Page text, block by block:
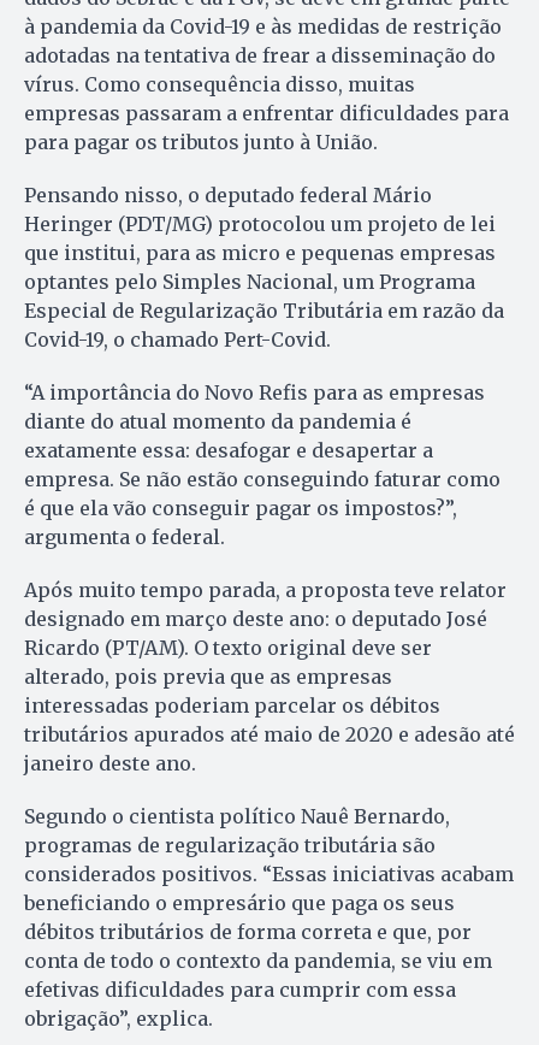
à pandemia da Covid-19 e às medidas de restrição
adotadas na tentativa de frear a disseminação do
vírus. Como consequência disso, muitas
empresas passaram a enfrentar dificuldades para
para pagar os tributos junto à União.
Pensando nisso, o deputado federal Mário
Heringer (PDT/MG) protocolou um projeto de lei
que institui, para as micro e pequenas empresas
optantes pelo Simples Nacional, um Programa
Especial de Regularização Tributária em razão da
Covid-19, o chamado Pert-Covid.
“A importância do Novo Refis para as empresas
diante do atual momento da pandemia é
exatamente essa: desafogar e desapertar a
empresa. Se não estão conseguindo faturar como
é que ela vão conseguir pagar os impostos?”,
argumenta o federal.
Após muito tempo parada, a proposta teve relator
designado em março deste ano: o deputado José
Ricardo (PT/AM). O texto original deve ser
alterado, pois previa que as empresas
interessadas poderiam parcelar os débitos
tributários apurados até maio de 2020 e adesão até
janeiro deste ano.
Segundo o cientista político Nauê Bernardo,
programas de regularização tributária são
considerados positivos. “Essas iniciativas acabam
beneficiando o empresário que paga os seus
débitos tributários de forma correta e que, por
conta de todo o contexto da pandemia, se viu em
efetivas dificuldades para cumprir com essa
obrigação”, explica.